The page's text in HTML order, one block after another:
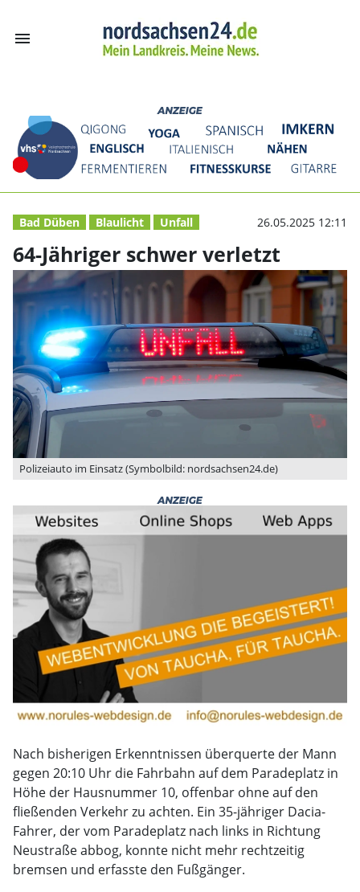
menu 64-Jähriger
Bad Düben Blaulicht Unfall 26.05.2025 12:11
64-Jähriger schwer verletzt
Polizeiauto im Einsatz (Symbolbild: nordsachsen24.de)
Nach bisherigen Erkenntnissen überquerte der Mann
gegen 20:10 Uhr die Fahrbahn auf dem Paradeplatz in
Höhe der Hausnummer 10, offenbar ohne auf den
fließenden Verkehr zu achten. Ein 35-jähriger Dacia-
Fahrer, der vom Paradeplatz nach links in Richtung
Neustraße abbog, konnte nicht mehr rechtzeitig
bremsen und erfasste den Fußgänger.